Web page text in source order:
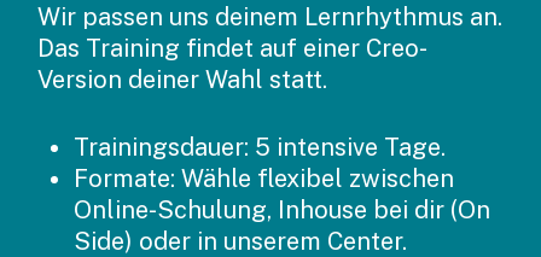
Wir passen uns deinem Lernrhythmus an.
Das Training findet auf einer Creo-
Version deiner Wahl statt.
Trainingsdauer: 5 intensive Tage.
Formate: Wähle flexibel zwischen
Online-Schulung, Inhouse bei dir (On
Side) oder in unserem Center.